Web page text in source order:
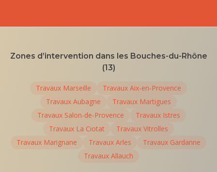
Zones d’intervention dans les Bouches-du-Rhône
(13)
Travaux Marseille Travaux Aix-en-Provence
Travaux Aubagne Travaux Martigues
Travaux Salon-de-Provence Travaux Istres
Travaux La Ciotat Travaux Vitrolles
Travaux Marignane Travaux Arles Travaux Gardanne
Travaux Allauch